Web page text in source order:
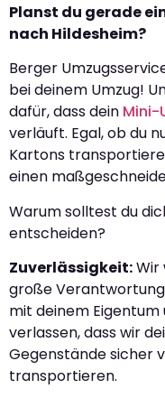
Planst du gerade
nach Hildesheim?
Berger
bei deinem Umzug!
dafür, dass dein Mini-
verläuft. Egal, ob du
Kartons
einen
Warum solltest du
entscheiden?
Zuverlässigkeit:Wir
große
mit deinem Eigentum
verlassen, dass wir
Gegenstände sicher
transportieren.